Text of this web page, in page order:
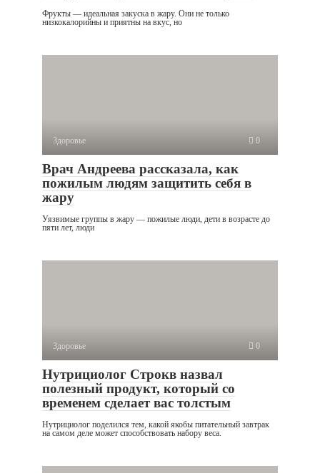
Фрукты — идеальная закуска в жару. Они не только
низкокалорийны и приятны на вкус, но
Здоровье 0
Врач Андреева рассказала, как
пожилым людям защитить себя в
жару
Уязвимые группы в жару — пожилые люди, дети в возрасте до
пяти лет, люди
Здоровье 0
Нутрициолог Строкв назвал
полезный продукт, который со
временем сделает вас толстым
Нутрициолог поделился тем, какой якобы питательный завтрак
на самом деле может способствовать набору веса.